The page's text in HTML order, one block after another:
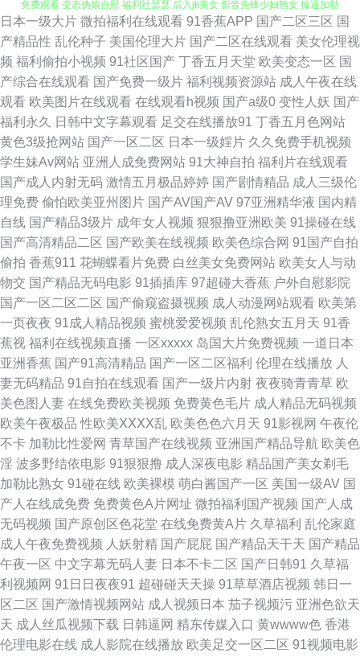
比99 黄页av网站 人妖牲畜性交 亚洲另类小说网 AV免费大全 久久资源福利
站 日韩成人AV网站 影音先锋变太累别 av入口在线韩国 福利舍操逼 国产一二
类视频 免费网站簧片 日韩三级中文字幕 亚洲伊人网香蕉网 波多野吉依 豆花
成人社区在线 午夜福利AV影片 97人人操人人爽 老湿机成人网站 伊人成人在
线视频 91在线观看资源 久草视频国产精品 天堂影音AV无码 97午夜在线 丁
香五月花福利 含羞草av在线 蜜桃91在线 91成人在线视频 99re超碰 大香蕉
在线久久 国产日韩成人 久草首页国产 欧美经品h片 日日操B 成人av伊人网
国产三级素人 黄色链接在线观看 欧美日韩中国综合 91婷婷涩涩 俺来也最新
网址 福利1区 久草婷婷 美女AA片 欧美性爱精品一区 日韩天美成人 午夜激情
影院a 91巨炮网站 白浆喷水逼特写 国产精品免费熟女 麻豆ddys 色综合电影
伊人成人社区 91破处在线观看 A片人妖 福利视频午夜剧场 玖玖玖玖精品 日
本浮力影院 午夜香蕉剧场 91永久 超碰成人av 国产色色网 狼友视频首页入口
青娱乐老司机77 偷拍97av 一本道九九道 91精品国自产 av另类手机 福利中
文在线导航 精品福利导航 免费日本A官网 日韩精品福利网址 亚洲草草影院
91美脚恋足社区 变态另类导航 国产韩日精品黄色 欧美三级专区 日韩群p 香
焦久久福利院 91凹在线视频 AAaV在线电影 豆花导航福利 黄色伊人 欧美激
日本一级大片 微拍福利在线观看 91香蕉APP 国产二区三区 国
产精品性 乱伦种子 美国伦理大片 国产二区在线观看 美女伦理视
频 福利偷拍小视频 91社区国产 丁香五月天堂 欧美变态一区 国
产综合在线观看 国产免费一级片 福利视频资源站 成人午夜在线
观看 欧美图片在线观看 在线观看h视频 国产a级0 变性人妖 国产
福利永久
日韩中文字幕观看 足交在线播放91 丁香五月色网站
黄色3级抢网站 国产一区二区 日本一级婬片 久久免费手机视频
学生妹Av网站 亚洲人成免费网站 91大神自拍 福利片在线观看
国产成人内射无码 激情五月极品婷婷 国产剧情精品 成人三级伦
理免费 偷怕欧美亚州图片 国产AV国产AV 97亚洲精华液 国内精
自线 国产精品3级片 成年女人视频 狠狠撸亚洲欧美 91操碰在线
国产高清精品二区 国产欧美在线视频 欧美色综合网 91国产自拍
偷拍 香蕉911 花蝴蝶看片免费 白丝美女免费网站 欧美女人与动
物交 国产精品无码电影 91插插库 97超碰大香蕉 户外自慰影院
国产一区二区二区 国产偷窥盗摄视频 成人动漫网站观看 欧美第
一页夜夜 91成人精品视频 蜜桃爱爱视频 乱伦熟女五月天 91香
蕉视 福利在线视频直播 一区xxxxx 岛国大片免费视频 一道日本
亚洲香蕉 国产91高清精品 国产一区二区福利 伦理在线播放 人
妻无码精品 91自拍在线观看 国产一级片内射 夜夜骑青青草 欧
美色图人妻 在线免费欧美视频 免费黄色毛片 成人精品无码视频
欧美午夜极品 性欧美ⅩⅩⅩⅩ乱 欧美色色六月天 91影视网 午夜伦
不卡 加勒比性爱网 青草国产在线视频 亚洲国产精品导航 欧美色
淫 波多野结依电影 91狠狠撸 成人深夜电影 精品国产美女剃毛
加勒比熟女 91碰在线 欧美裸模 萌白酱国产一区 美国一级AV 国
产人在线成免费 免费黄色A片网址 微拍福利国产视频 国产人成
无码视频 国产原创区色花堂 在线免费黄A片 久草福利 乱伦家庭
成人午夜免费视频 人妖射精 国产屁屁 国产精品天干天 国产精品
午夜一区 中文字幕无码人妻 日本不卡二区 国产日韩91 久草福
利视频网 91日日夜夜91 超碰碰天天操 91草草酒店视频 韩日一
区二区 国产激情视频网站 成人视频日本 茄子视频污 亚洲色欲天
天 成人丝瓜视频下载 日韩逼网 精东传媒入口 黄wwww色 香港
伦理电影在线 成人影院在线播放 欧美足交一区二区 91视频电影